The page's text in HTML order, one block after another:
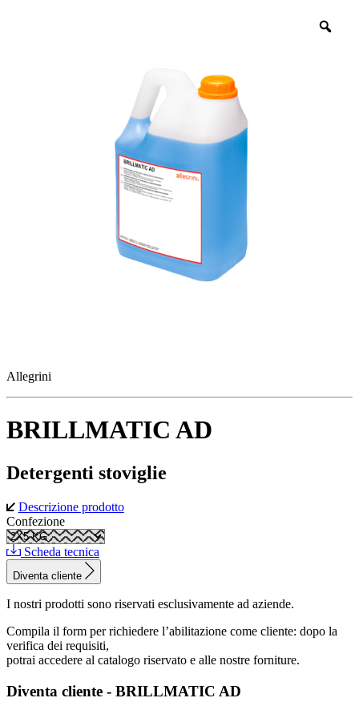
Allegrini
BRILLMATIC AD
Detergenti stoviglie
Descrizione prodotto
Confezione
Scheda tecnica
Diventa cliente
I nostri prodotti sono riservati esclusivamente ad aziende.
Compila il form per richiedere l’abilitazione come cliente: dopo la
verifica dei requisiti,
potrai accedere al catalogo riservato e alle nostre forniture.
Diventa cliente - BRILLMATIC AD